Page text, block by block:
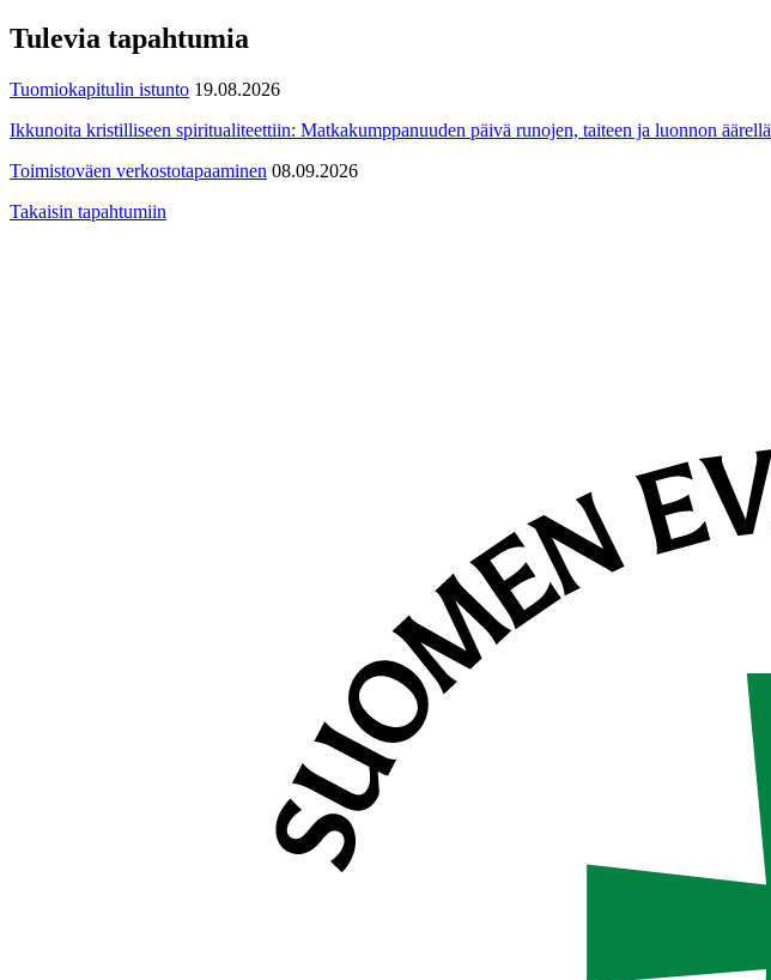
Tulevia tapahtumia
Tuomiokapitulin istunto 19.08.2026
Ikkunoita kristilliseen spiritualiteettiin: Matkakumppanuuden päivä runojen, taiteen ja luonnon äärellä
Toimistoväen verkostotapaaminen 08.09.2026
Takaisin tapahtumiin